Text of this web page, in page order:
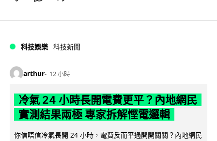
科技娛樂 科技新聞
arthur 12 小時
冷氣 24 小時長開電費更平？內地網民
實測結果兩極 專家拆解慳電邏輯
你信唔信冷氣長開 24 小時，電費反而平過開開關關？內地網民